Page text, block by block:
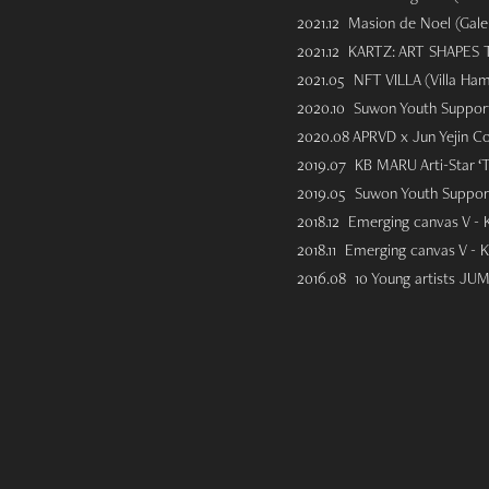
2021.12 Masion de Noel
2021.12 KARTZ: ART
2021.05 NFT VILLA (Villa
2020.10 Suwon Youth
2020.08 APRVD x Jun Yejin
2019.07 KB MARU Arti-Star
2019.05 Suwon Youth
2018.12 Emerging canvas V
2018.11 Emerging canvas V
2016.08 10 Young artists